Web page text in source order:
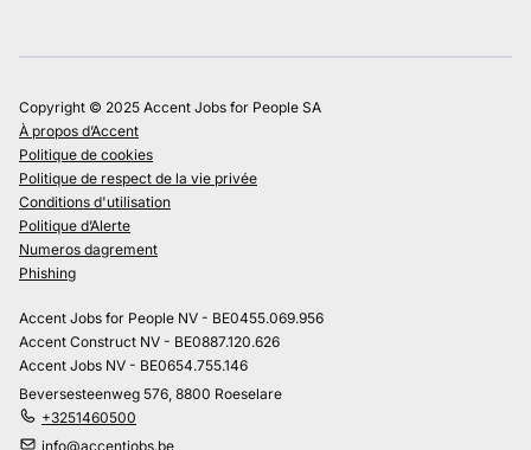
Copyright © 2025 Accent Jobs for People SA
À propos d’Accent
Politique de cookies
Politique de respect de la vie privée
Conditions d'utilisation
Politique d’Alerte
Numeros dagrement
Phishing
Accent Jobs for People NV - BE0455.069.956
Accent Construct NV - BE0887.120.626
Accent Jobs NV - BE0654.755.146
Beversesteenweg 576, 8800 Roeselare
+3251460500
info@accentjobs.be